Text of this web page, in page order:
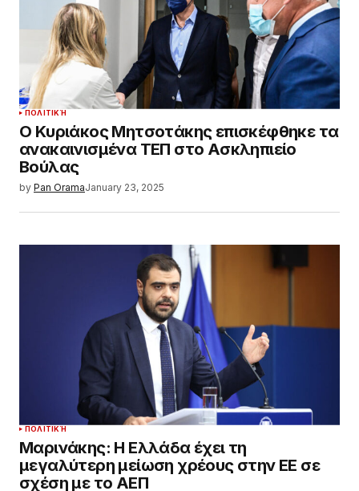
ΠΟΛΙΤΙΚΉ
Ο Κυριάκος Μητσοτάκης επισκέφθηκε τα
ανακαινισμένα ΤΕΠ στο Ασκληπιείο
Βούλας
by Pan OramaJanuary 23, 2025
ΠΟΛΙΤΙΚΉ
Μαρινάκης: Η Ελλάδα έχει τη
μεγαλύτερη μείωση χρέους στην ΕΕ σε
σχέση με το ΑΕΠ